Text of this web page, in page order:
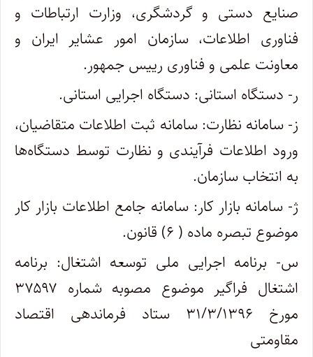
صنایع دستی و گردشگری، وزارت ارتباطات و
فناوری اطلاعات، سازمان امور عشایر ایران و
معاونت علمی و فناوری رییس جمهور.
ر- دستگاه استانی: دستگاه اجرایی استانی.
ز- سامانه نظارت: سامانه ثبت اطلاعات متقاضیان،
ورود اطلاعات فرآیندی و نظارت توسط دستگاه‌ها
به انتخاب سازمان.
ژ- سامانه بازار کار: سامانه جامع اطلاعات بازار کار
موضوع تبصره ماده ( ۶) قانون
.
س- برنامه اجرایی ملی توسعه اشتغال: برنامه
اشتغال فراگیر موضوع مصوبه شماره ۳۷۵۹۷
مورخ ۳۱/۳/۱۳۹۶ ستاد فرماندهی اقتصاد
مقاومتی